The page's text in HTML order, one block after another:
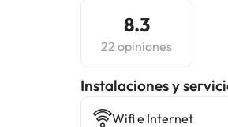
8.3
22 opiniones
Instalaciones y
Wifi e Internet